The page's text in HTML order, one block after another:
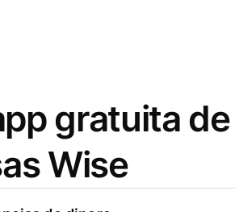
gratuita de
Wise